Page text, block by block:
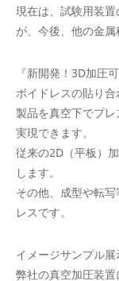
現在は、試験用装
が、今後、他の金属
『新開発！3D加圧
ボイドレスの貼り合
製品を真空下でプ
実現できます。
従来の2D（平板）
します。
その他、成型や転
レスです。
イメージサンプル展
弊社の真空加圧装